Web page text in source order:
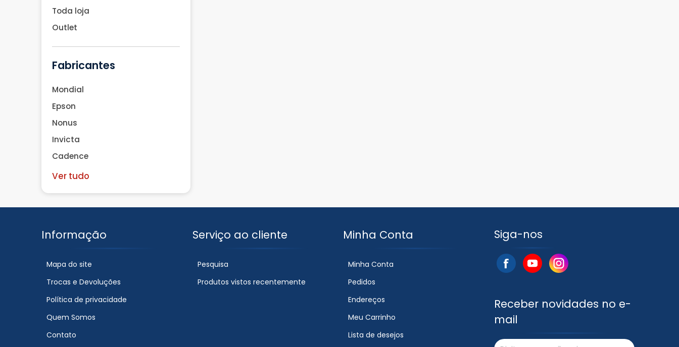
Toda loja
Outlet
Fabricantes
Mondial
Epson
Nonus
Invicta
Cadence
Ver tudo
Informação
Mapa do site
Trocas e Devoluções
Política de privacidade
Quem Somos
Contato
Serviço ao cliente
Pesquisa
Produtos vistos recentemente
Minha Conta
Minha Conta
Pedidos
Endereços
Meu Carrinho
Lista de desejos
Siga-nos
Receber novidades no e-
mail